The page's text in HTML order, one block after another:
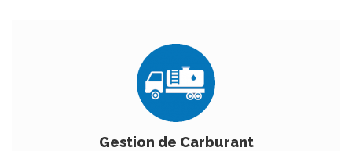
Gestion de Carburant